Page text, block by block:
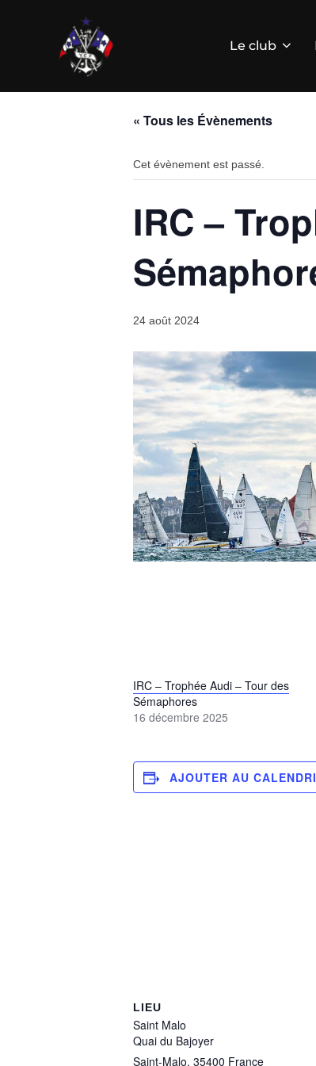
Le club
« Tous les Évènements
Cet évènement est passé.
IRC –
24 août 2024
IRC – Trophée Audi – Tour des
Sémaphores
16 décembre 2025
AJOUTER AU
LIEU
Saint Malo
Quai du Bajoyer
Saint-Malo, 35400 France